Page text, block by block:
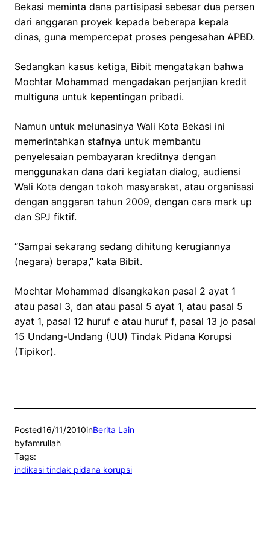
Bekasi meminta dana partisipasi sebesar dua persen
dari anggaran proyek kepada beberapa kepala
dinas, guna mempercepat proses pengesahan APBD.
Sedangkan kasus ketiga, Bibit mengatakan bahwa
Mochtar Mohammad mengadakan perjanjian kredit
multiguna untuk kepentingan pribadi.
Namun untuk melunasinya Wali Kota Bekasi ini
memerintahkan stafnya untuk membantu
penyelesaian pembayaran kreditnya dengan
menggunakan dana dari kegiatan dialog, audiensi
Wali Kota dengan tokoh masyarakat, atau organisasi
dengan anggaran tahun 2009, dengan cara mark up
dan SPJ fiktif.
“Sampai sekarang sedang dihitung kerugiannya
(negara) berapa,” kata Bibit.
Mochtar Mohammad disangkakan pasal 2 ayat 1
atau pasal 3, dan atau pasal 5 ayat 1, atau pasal 5
ayat 1, pasal 12 huruf e atau huruf f, pasal 13 jo pasal
15 Undang-Undang (UU) Tindak Pidana Korupsi
(Tipikor).
Posted16/11/2010inBerita Lain
byfamrullah
Tags:
indikasi tindak pidana korupsi